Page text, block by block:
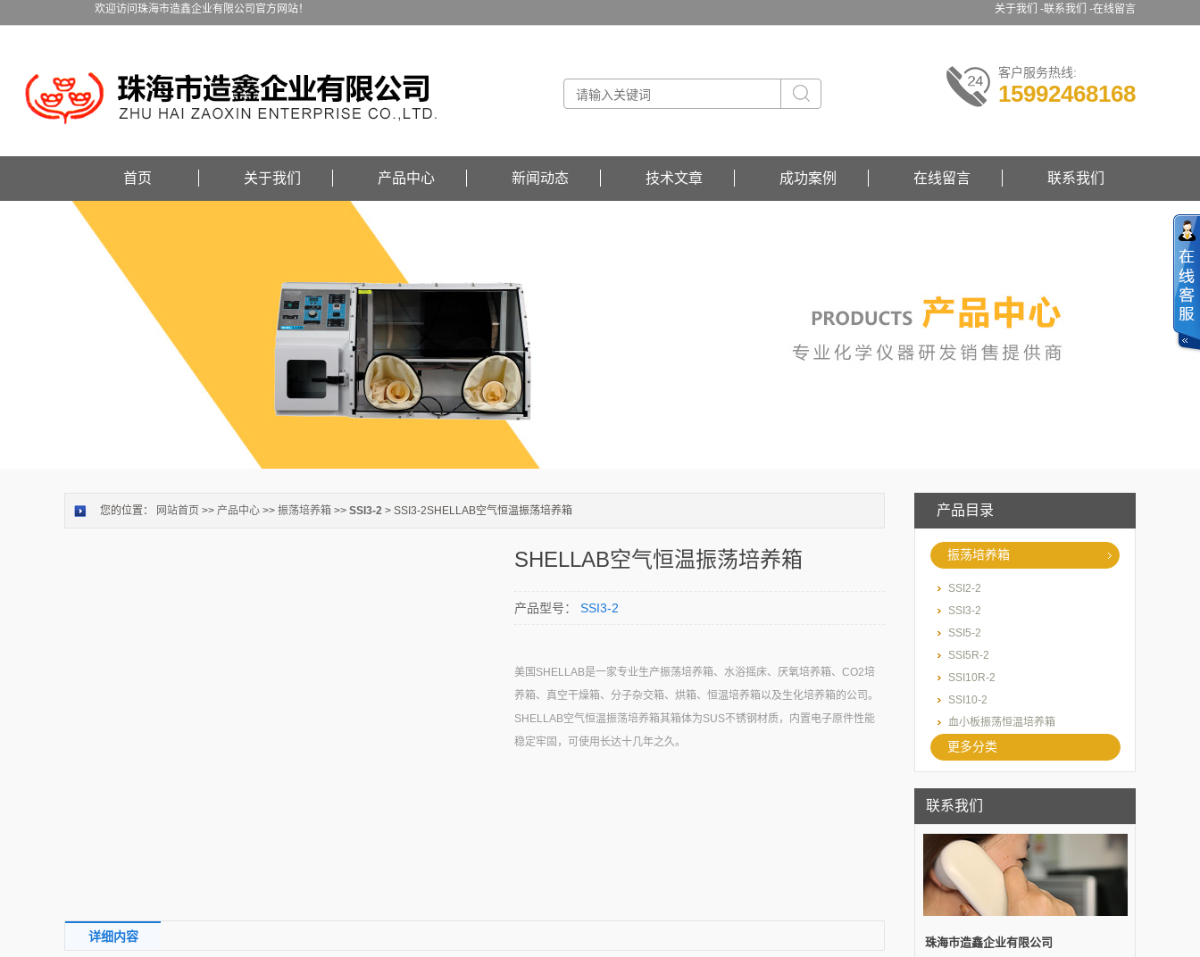
关于我们 -联系我们 -在线留言
欢迎访问珠海市造鑫企业有限公司官方网站！
客户服务热线:
15992468168
首页 关于我们 产品中心 新闻动态 技术文章 成功案例 在线留言 联系我们
产品目录
振荡培养箱
SSI2-2
SSI3-2
SSI5-2
SSI5R-2
SSI10R-2
SSI10-2
血小板振荡恒温培养箱
更多分类
联系我们
珠海市造鑫企业有限公司
您的位置： 网站首页 >> 产品中心 >> 振荡培养箱 >> SSI3-2 > SSI3-2SHELLAB空气恒温振荡培养箱
SHELLAB空气恒温振荡培养箱
产品型号： SSI3-2
美国SHELLAB是一家专业生产振荡培养箱、水浴摇床、厌氧培养箱、CO2培
养箱、真空干燥箱、分子杂交箱、烘箱、恒温培养箱以及生化培养箱的公司。
SHELLAB空气恒温振荡培养箱其箱体为SUS不锈钢材质，内置电子原件性能
稳定牢固，可使用长达十几年之久。
详细内容